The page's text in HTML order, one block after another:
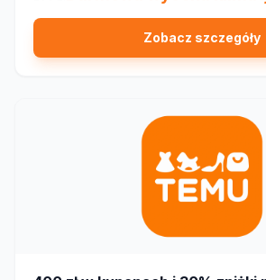
Zobacz szczegóły